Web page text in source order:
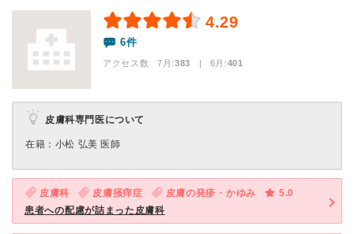
4.29
6件
アクセス数 7月:383 | 6月:401
皮膚科専門医について
在籍：小松 弘美 医師
皮膚科 皮膚掻痒症 皮膚の発疹・かゆみ
5.0
患者への配慮が詰まった皮膚科